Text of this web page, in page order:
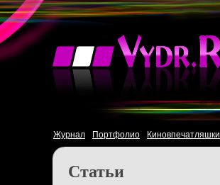
Журнал Портфолио Киновпечатляшки
Статьи